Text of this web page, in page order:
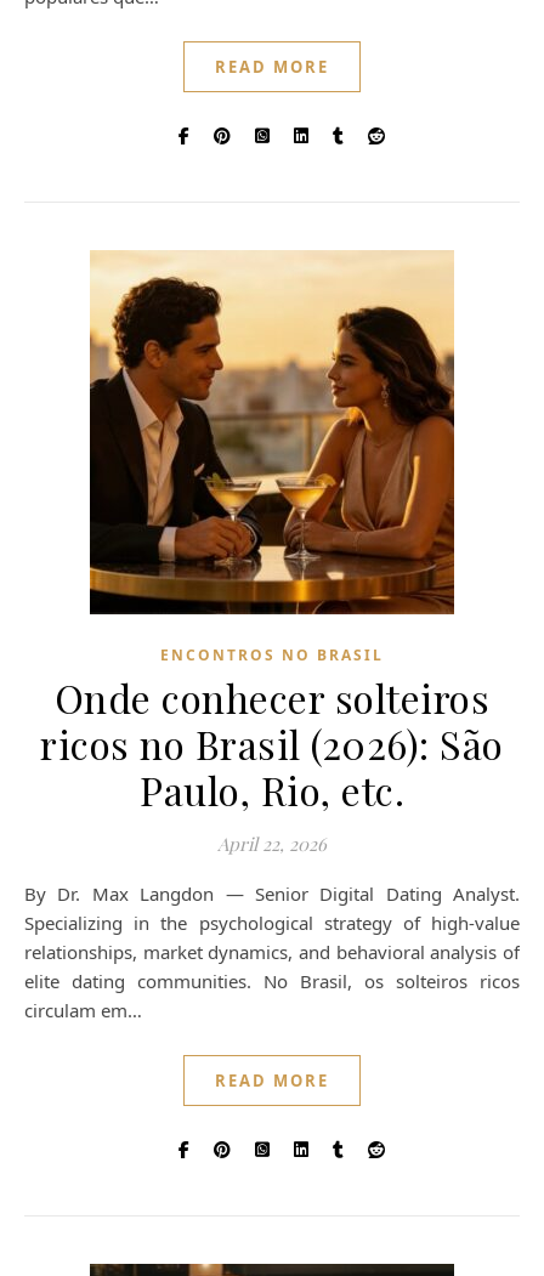
READ MORE
ENCONTROS NO BRASIL
Onde conhecer solteiros
ricos no Brasil (2026): São
Paulo, Rio, etc.
April 22, 2026
By Dr. Max Langdon — Senior Digital Dating Analyst.
Specializing in the psychological strategy of high-value
relationships, market dynamics, and behavioral analysis of
elite dating communities. No Brasil, os solteiros ricos
circulam em…
READ MORE